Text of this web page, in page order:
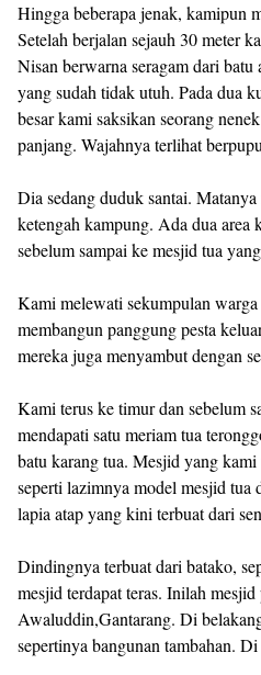
Hingga beberapa jenak, kamipun
Setelah berjalan sejauh 30 meter
Nisan berwarna seragam dari
yang sudah tidak utuh. Pada dua
besar kami saksikan seorang
panjang. Wajahnya terlihat
Dia sedang duduk santai.
ketengah kampung. Ada dua area
sebelum sampai ke mesjid tua
Kami melewati sekumpulan
membangun panggung pesta
mereka juga menyambut dengan
Kami terus ke timur dan sebelum
mendapati satu meriam tua
batu karang tua. Mesjid yang
seperti lazimnya model mesjid tua
lapia atap yang kini terbuat dari
Dindingnya terbuat dari batako,
mesjid terdapat teras. Inilah
Awaluddin,Gantarang. Di
sepertinya bangunan tambahan.